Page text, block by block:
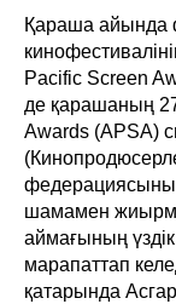
Қараша айында
Pacific Screen
де қарашаның
Awards (APSA)
шамамен
аймағының
марапаттап
қатарында